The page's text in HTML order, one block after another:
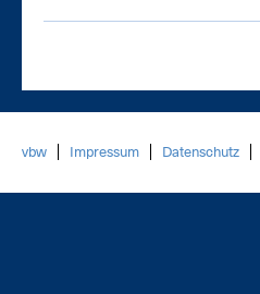
vbw Impressum Datenschutz